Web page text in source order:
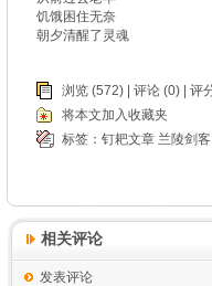
饥饿困住无奈
朝夕清醒了灵魂
浏览 (572) | 评论 (0) | 评
将本文加入收藏夹
标签： 钉耙文章 兰陵剑客
相关评论
发表评论